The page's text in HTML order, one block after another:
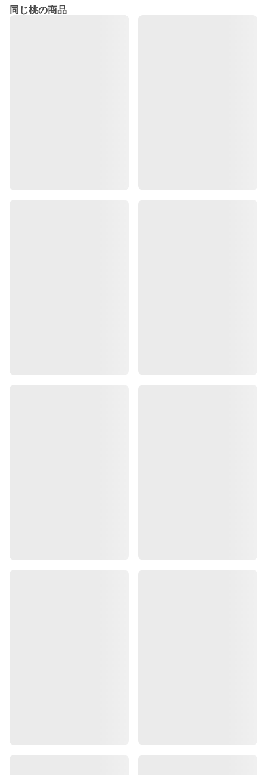
同じ桃の商品